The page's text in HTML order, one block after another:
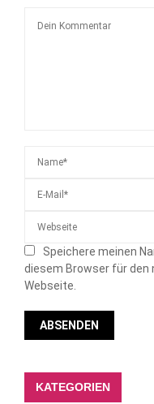
Speichere meinen
diesem Browser für
Webseite.
KATEGORIEN